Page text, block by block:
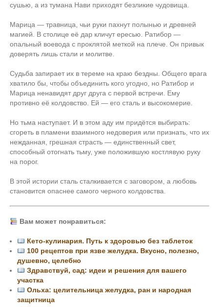
сушью, а из тумана Нави приходят безликие чудовища.
Марица — травница, чьи руки пахнут полынью и древней
магией. В столице её дар кличут ересью. Ратибор —
опальный воевода с проклятой меткой на плече. Он привык
доверять лишь стали и молитве.
Судьба запирает их в тереме на краю бездны. Общего врага
хватило бы, чтобы объединить кого угодно, но Ратибор и
Марица ненавидят друг друга с первой встречи. Ему
противно её колдовство. Ей — его сталь и высокомерие.
Но тьма наступает. И в этом аду им придётся выбирать:
сгореть в пламени взаимного недоверия или признать, что их
нежданная, грешная страсть — единственный свет,
способный отогнать тьму, уже положившую костлявую руку
на порог.
В этой истории сталь сталкивается с заговором, а любовь
становится опаснее самого черного колдовства.
Вам может понравиться:
Кето-кулинария. Путь к здоровью без таблеток
100 рецептов при язве желудка. Вкусно, полезно,
душевно, целебно
Здравствуй, сад: идеи и решения для вашего
участка
Ольха: целительница желудка, ран и народная
защитница